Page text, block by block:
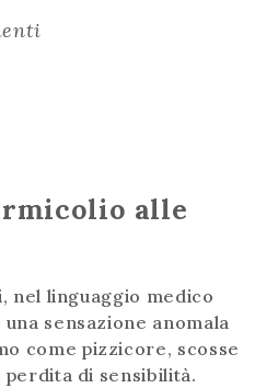
alle
nel linguaggio medico
una sensazione anomala
come pizzicore, scosse
di sensibilità.